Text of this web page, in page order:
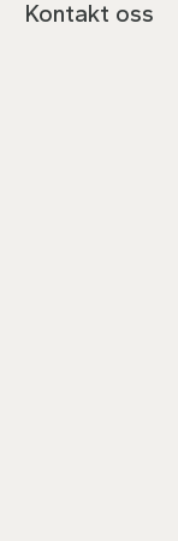
Kontakt oss